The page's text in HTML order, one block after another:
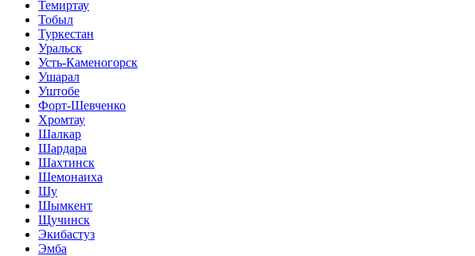
Темиртау
Тобыл
Туркестан
Уральск
Усть-Каменогорск
Ушарал
Уштобе
Форт-Шевченко
Хромтау
Шалкар
Шардара
Шахтинск
Шемонаиха
Шу
Шымкент
Щучинск
Экибастуз
Эмба